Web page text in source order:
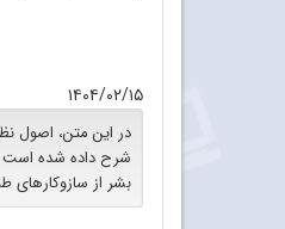
۱۴۰۴/۰۲/۱۵
در این متن، اصول
شرح داده شده است
بشر از